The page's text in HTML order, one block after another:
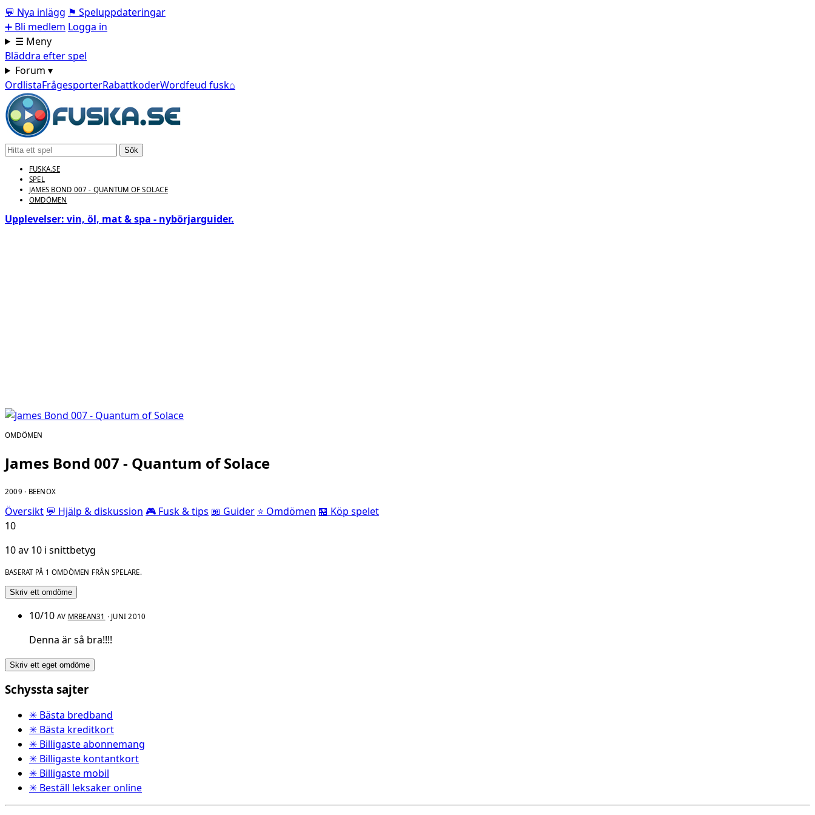
💬 Nya inlägg ⚑ Speluppdateringar
➕ Bli medlem Logga in
☰ Meny
Bläddra efter spel
Forum ▾
OrdlistaFrågesporterRabattkoderWordfeud fusk⌂
Sök
FUSKA.SE
SPEL
JAMES BOND 007 - QUANTUM OF SOLACE
OMDÖMEN
Upplevelser: vin, öl, mat & spa - nybörjarguider.
OMDÖMEN
James Bond 007 - Quantum of Solace
2009 · BEENOX
Översikt 💬 Hjälp & diskussion 🎮 Fusk & tips 📖 Guider ⭐ Omdömen 🏪 Köp spelet
10
10 av 10 i snittbetyg
BASERAT PÅ 1 OMDÖMEN FRÅN SPELARE.
Skriv ett omdöme
10/10 AV MRBEAN31 · JUNI 2010
Denna är så bra!!!!
Skriv ett eget omdöme
Schyssta sajter
✳ Bästa bredband
✳ Bästa kreditkort
✳ Billigaste abonnemang
✳ Billigaste kontantkort
✳ Billigaste mobil
✳ Beställ leksaker online